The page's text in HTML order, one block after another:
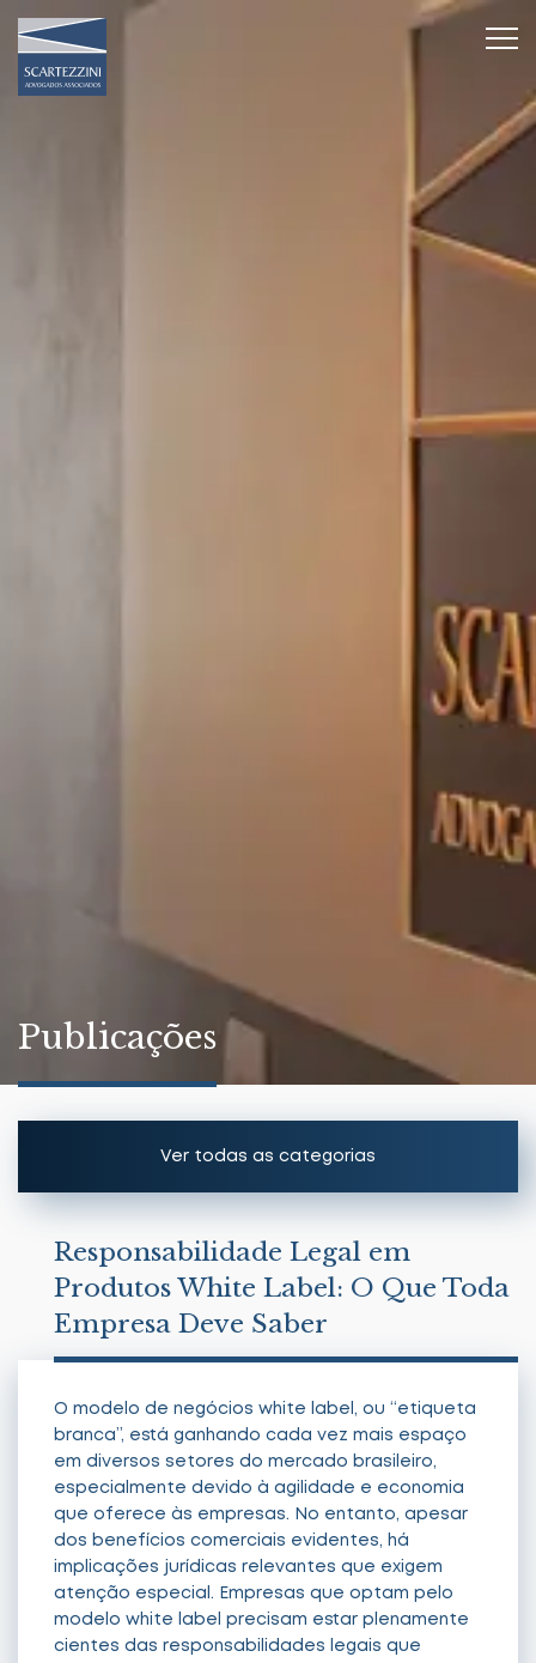
Publicações
Ver todas as categorias
Notícias
Responsabilidade Legal em
Produtos White Label: O Que Toda
Empresa Deve Saber
O modelo de negócios white label, ou “etiqueta
branca”, está ganhando cada vez mais espaço
em diversos setores do mercado brasileiro,
especialmente devido à agilidade e economia
que oferece às empresas. No entanto, apesar
dos benefícios comerciais evidentes, há
implicações jurídicas relevantes que exigem
atenção especial. Empresas que optam pelo
modelo white label precisam estar plenamente
cientes das responsabilidades legais que